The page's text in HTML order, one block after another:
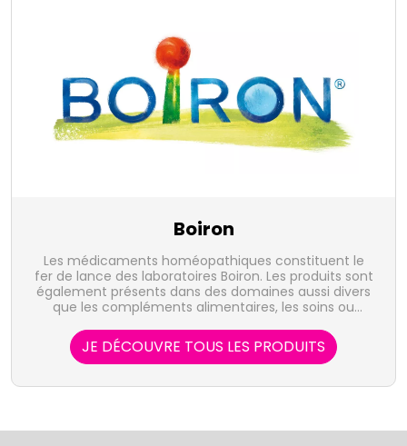
Boiron
Les médicaments homéopathiques constituent le
fer de lance des laboratoires Boiron. Les produits sont
également présents dans des domaines aussi divers
que les compléments alimentaires, les soins ou
JE DÉCOUVRE TOUS LES PRODUITS